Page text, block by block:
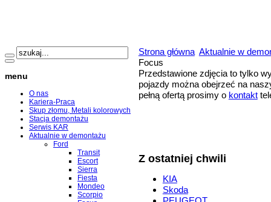
menu
O nas
Kariera-Praca
Skup złomu, Metali kolorowych
Stacja demontażu
Serwis KAR
Aktualnie w demontażu
Ford
Transit
Escort
Sierra
Fiesta
Mondeo
Scorpio
Strona główna Aktualnie w
Focus
Przedstawione zdjęcia to tylko
pojazdy można obejrzeć na
pełną ofertą prosimy o kontakt
Z ostatniej chwili
KIA
Skoda